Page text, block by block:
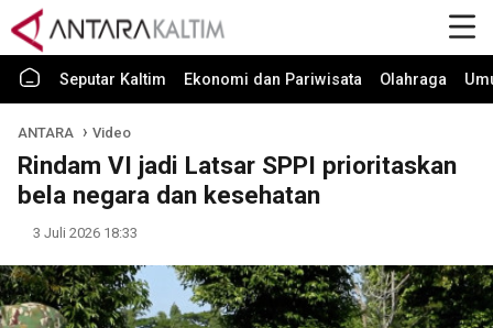
Seputar Kaltim Ekonomi dan Pariwisata Olahraga
ANTARA Video
Rindam VI jadi Latsar SPPI prioritaskan
bela negara dan kesehatan
3 Juli 2026 18:33